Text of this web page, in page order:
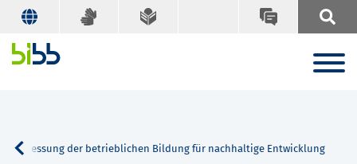
zur Messung der betrieblichen Bildung für nachhaltige Entwicklung